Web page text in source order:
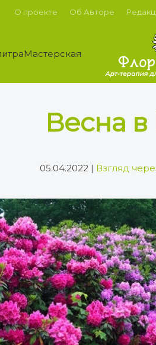
О проекте Об Авторе
Мастерская
Весна
05.04.2022| Взгляд